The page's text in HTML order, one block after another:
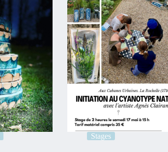
Stages